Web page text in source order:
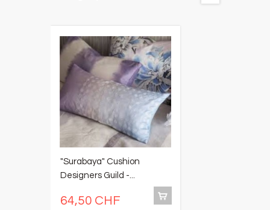
"Surabaya" Cushion
Designers Guild -...
64,50 CHF